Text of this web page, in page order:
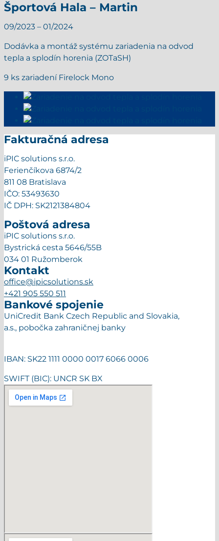
Športová Hala – Martin
09/2023 – 01/2024
Dodávka a montáž systému zariadenia na odvod
tepla a splodín horenia (ZOTaSH)
9 ks zariadení Firelock Mono
Fakturačná adresa
iPIC solutions s.r.o.
Ferienčíkova 6874/2
811 08 Bratislava
IČO: 53493630
IČ DPH: SK2121384804
Poštová adresa
iPIC solutions s.r.o.
Bystrická cesta 5646/55B
034 01 Ružomberok
Kontakt
office@ipicsolutions.sk
+421 905 550 511
Bankové spojenie
UniCredit Bank Czech Republic and Slovakia,
a.s., pobočka zahraničnej banky
IBAN: SK22 1111 0000 0017 6066 0006
SWIFT (BIC): UNCR SK BX